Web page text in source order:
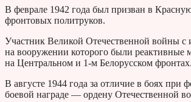
В феврале 1942 года был призван в
фронтовых политруков.
Участник Великой Отечественной войны с
на вооружении которого были реактивные
на Центральном и 1-м Белорусском
В августе 1944 года за отличие в боях
боевой награде — ордену Отечественной